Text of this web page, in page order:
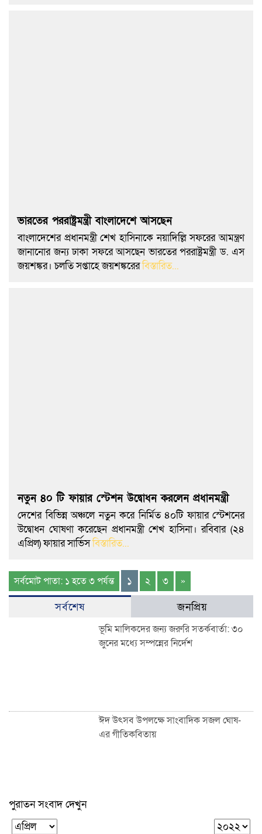
ভারতের পররাষ্ট্রমন্ত্রী বাংলাদেশে আসছেন
বাংলাদেশের প্রধানমন্ত্রী শেখ হাসিনাকে নয়াদিল্লি সফরের আমন্ত্রণ
জানানোর জন্য ঢাকা সফরে আসছেন ভারতের পররাষ্ট্রমন্ত্রী ড. এস
জয়শঙ্কর। চলতি সপ্তাহে জয়শঙ্করেরবিস্তারিত...
নতুন ৪০ টি ফায়ার স্টেশন উদ্বোধন করলেন প্রধানমন্ত্রী
দেশের বিভিন্ন অঞ্চলে নতুন করে নির্মিত ৪০টি ফায়ার স্টেশনের
উদ্বোধন ঘোষণা করেছেন প্রধানমন্ত্রী শেখ হাসিনা। রবিবার (২৪
এপ্রিল) ফায়ার সার্ভিসবিস্তারিত...
সর্বমোট পাতা: ১ হতে ৩ পর্যন্ত ১ ২ ৩ »
সর্বশেষ জনপ্রিয়
ভূমি মালিকদের জন্য জরুরি সতর্কবার্তা: ৩০
জুনের মধ্যে সম্পন্নের নির্দেশ
ঈদ উৎসব উপলক্ষে সাংবাদিক সজল ঘোষ-
এর গীতিকবিতায়
ফিতরের বিশাল জামাত অনুষ্ঠিত: হাজারো
পুরাতন সংবাদ দেখুন